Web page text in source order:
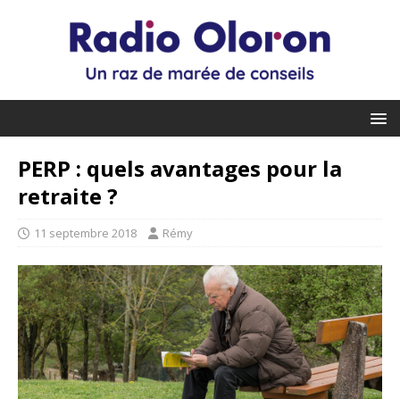
PERP : quels avantages pour la
retraite ?
11 septembre 2018 Rémy